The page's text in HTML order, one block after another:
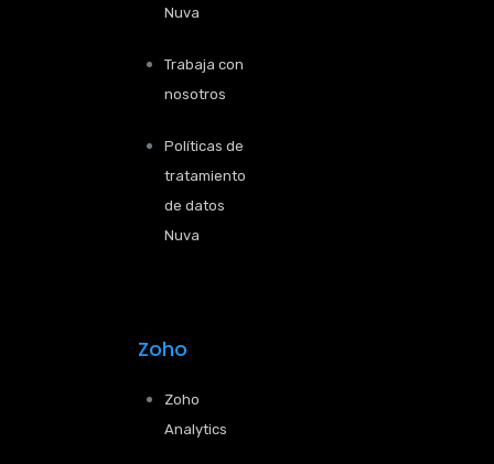
Nuva
Trabaja con
nosotros
Políticas de
tratamiento
de datos
Nuva
Zoho
Zoho
Analytics